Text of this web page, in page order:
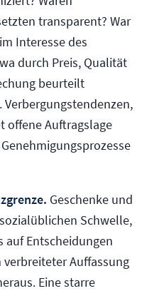
transparent? War
Interesse des
durch Preis, Qualität
beurteilt
offene Auftragslage
Geschenke und
Schwelle,
auf Entscheidungen
Auffassung
Eine starre